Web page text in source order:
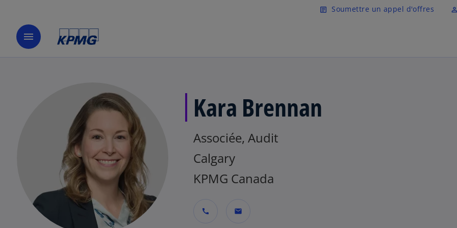
Skip to main content
article Soumettre un appel d'offres perm_identity
menu
Kara Brennan
Associée, Audit
Calgary
KPMG Canada
call mail